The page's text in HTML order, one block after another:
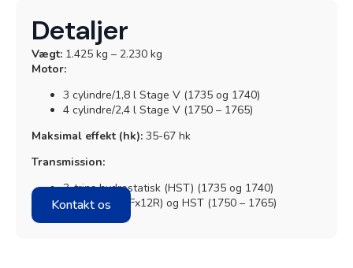
Granit Parts
Detaljer
Vægt: 1.425 kg – 2.230 kg
Motor:
3 cylindre/1,8 l Stage V (1735 og 1740)
4 cylindre/2,4 l Stage V (1750 – 1765)
Maksimal effekt (hk): 35-67 hk
Transmission:
3-trins hydrostatisk (HST) (1735 og 1740)
Mekanisk (12Fx12R) og HST (1750 – 1765)
Kontakt os